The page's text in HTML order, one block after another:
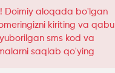
Doimiy aloqada bo'lgan
kiriting va qabul
sms kod va
saqlab qo'ying